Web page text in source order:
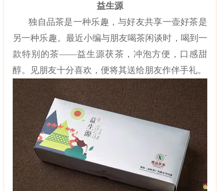
益生源
独自品茶是一种乐趣，与好友共享一壶好茶是
另一种乐趣。最近小编与朋友喝茶闲谈时，喝到一
款特别的茶——益生源茯茶，冲泡方便，口感甜
醇。见朋友十分喜欢，便将其送给朋友作伴手礼。